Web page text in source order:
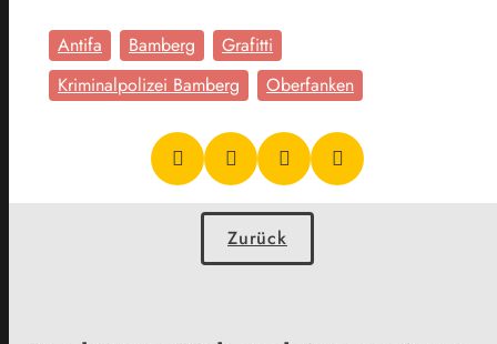
Antifa Bamberg
Grafitti
Kriminalpolizei Bamberg
Oberfanken
Zurück